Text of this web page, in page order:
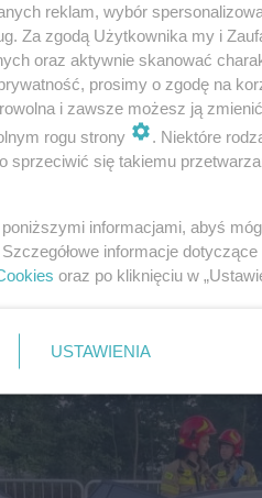
wyszedł odMałgorzaty
figurki zdobyła,
Szlaku
trasę w
reklam, wybór
Za zgodą Użytkownika my i
oraz aktywnie skanować
prosimy o zgodę na
i zawsze możesz ją
rogu strony
. Niektóre
sprzeciwić się takiemu
informacjami, abyś
informacje
oraz po kliknięciu w
USTAWIENIA